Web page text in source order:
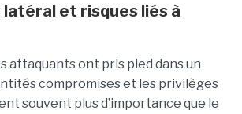
et risques liés à
attaquants ont pris pied dans un
compromises et les privilèges
souvent plus d’importance que le